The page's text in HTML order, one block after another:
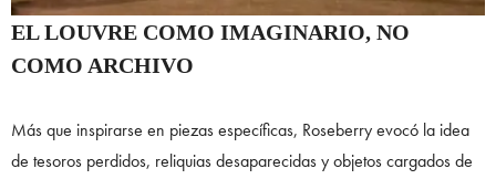
EL LOUVRE COMO IMAGINARIO, NO
COMO ARCHIVO
Más que inspirarse en piezas específicas, Roseberry evocó la idea
de tesoros perdidos, reliquias desaparecidas y objetos cargados de